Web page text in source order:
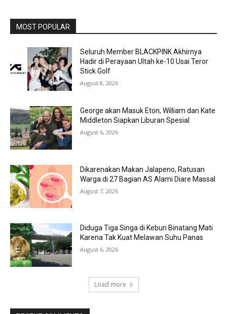
MOST POPULAR
Seluruh Member BLACKPINK Akhirnya
Hadir di Perayaan Ultah ke-10 Usai Teror
Stick Golf
August 8, 2026
George akan Masuk Eton, William dan Kate
Middleton Siapkan Liburan Spesial
August 6, 2026
Dikarenakan Makan Jalapeno, Ratusan
Warga di 27 Bagian AS Alami Diare Massal
August 7, 2026
Diduga Tiga Singa di Kebun Binatang Mati
Karena Tak Kuat Melawan Suhu Panas
August 6, 2026
Load more